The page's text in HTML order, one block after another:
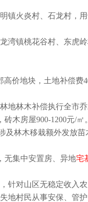
镇火炎村、石龙村，
湾镇桃花谷村、东虎
价地块，土地补偿费
地林木补偿执行全市
木房屋900-1200元/㎡。
及林木移栽额外发放苗
无集中安置房、异地宅
针对山区无稳定收入农
地村民从事安保、管